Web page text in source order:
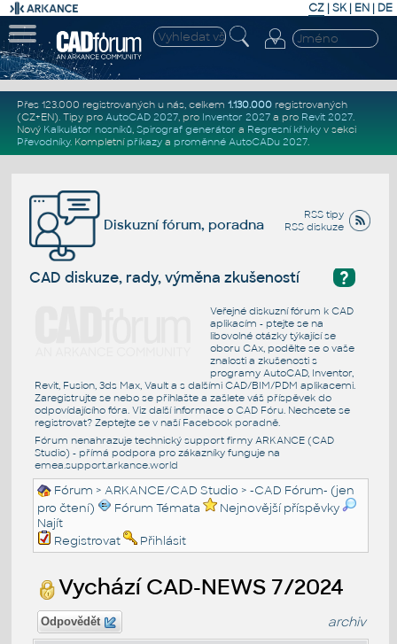
CZ | SK| EN | DE
Přes 123.000 registrovaných u nás, celkem 1.130.000registrovaných
(CZ+EN). Tipy pro AutoCAD 2027, pro Inventor 2027a pro Revit 2027.
Nový Kalkulátor nosníků, Spirograf generátor a Regresní křivkyv sekci
Převodníky. Kompletní příkazya proměnné AutoCADu 2027.
RSS tipy
RSS diskuze
Diskuzní fórum, poradna
?
CAD diskuze, rady, výměna zkušeností
Veřejné diskuzní fórum k CAD
aplikacím - ptejte se na
libovolné otázky týkající se
oboru CAx, podělte se o vaše
znalosti a zkušenosti s
programy AutoCAD, Inventor,
Revit, Fusion, 3ds Max, Vault a s dalšími CAD/BIM/PDM aplikacemi.
Zaregistrujte se nebo se přihlašte a zašlete váš příspěvek do
odpovídajícího fóra. Viz další informace o CAD Fóru. Nechcete se
registrovat? Zeptejte se v naší Facebook poradně.
Fórum nenahrazuje technický support firmy ARKANCE (CAD
Studio) - přímá podpora pro zákazníky funguje na
emea.support.arkance.world
Fórum >ARKANCE/CAD Studio >-CAD Fórum- (jen
pro čtení)
Fórum Témata
Nejnovější příspěvky
Najít
Registrovat
Přihlásit
Vychází CAD-NEWS 7/2024
Odpovědět archiv